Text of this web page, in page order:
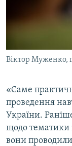
Віктор Муженко,
«Саме
проведення
України.
щодо тематики
вони